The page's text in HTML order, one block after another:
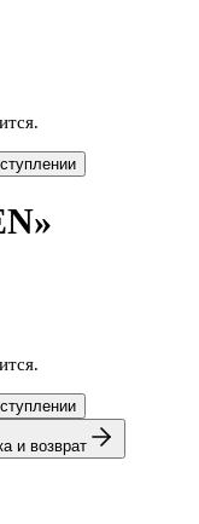
и возврат